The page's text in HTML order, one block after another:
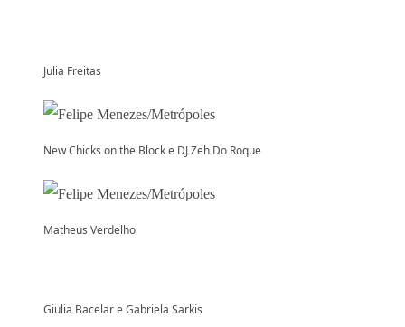
Julia Freitas
New Chicks on the Block e DJ Zeh Do Roque
Matheus Verdelho
Giulia Bacelar e Gabriela Sarkis